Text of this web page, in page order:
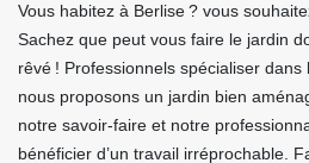
Vous habitez à Berlise ? vous
Sachez que peut vous faire le jardin
rêvé ! Professionnels spécialiser dans
nous proposons un jardin bien
notre savoir-faire et notre
bénéficier d’un travail irréprochable.